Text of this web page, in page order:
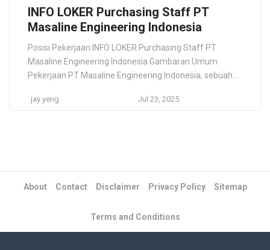
INFO LOKER Purchasing Staff PT
Masaline Engineering Indonesia
Posisi Pekerjaan INFO LOKER Purchasing Staff PT
Masaline Engineering Indonesia Gambaran Umum
Pekerjaan PT Masaline Engineering Indonesia, sebuah
membuka lowongan untuk posisi Purchasing Staff.
jay yeng Jul 23, 2025
About Contact Disclaimer Privacy Policy Sitemap
Terms and Conditions